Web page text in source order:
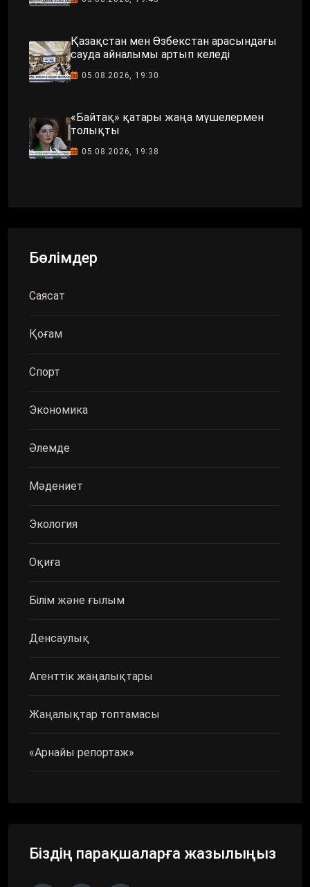
Қазақстан мен Өзбекстан арасындағы
сауда айналымы артып келеді
05.08.2026, 19:30
«Байтақ» қатары жаңа мүшелермен
толықты
05.08.2026, 19:38
Бөлімдер
Саясат
Қоғам
Спорт
Экономика
Әлемде
Мәдениет
Экология
Оқиға
Білім және ғылым
Денсаулық
Агенттік жаңалықтары
Жаңалықтар топтамасы
«Арнайы репортаж»
Біздің парақшаларға жазылыңыз